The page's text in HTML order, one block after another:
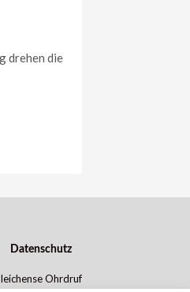
drehen die
Datenschutz
Ohrdruf